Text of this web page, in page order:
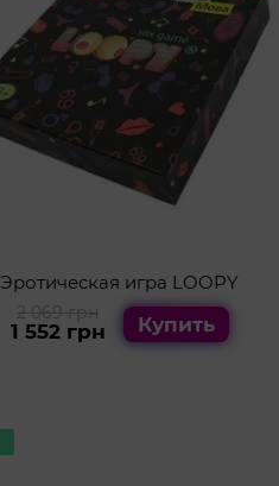
Эротическая игра LOOPY
2 069 грн
1 552 грн Купить